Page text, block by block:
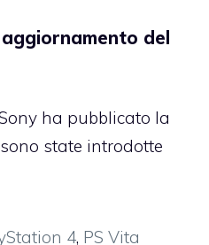
del
ha pubblicato la
state introdotte
4, PS Vita